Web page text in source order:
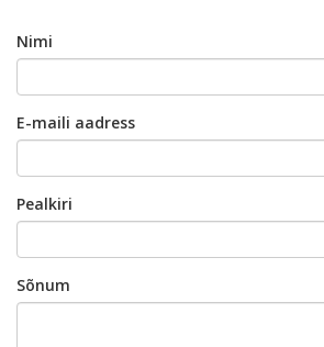
Nimi
E-maili aadress
Pealkiri
Sõnum